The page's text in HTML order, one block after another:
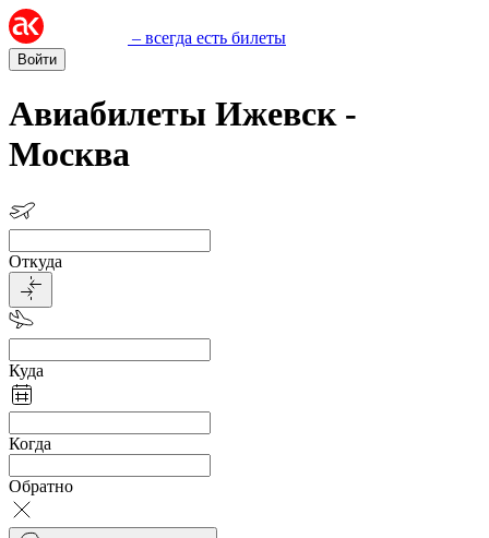
– всегда есть билеты
Войти
Авиабилеты Ижевск -
Москва
Откуда
Куда
Когда
Обратно